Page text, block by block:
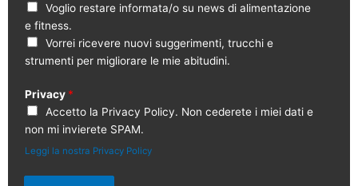
Voglio restare informata/o su news di alimentazione
e fitness.
Vorrei ricevere nuovi suggerimenti, trucchi e
strumenti per migliorare le mie abitudini.
Privacy *
Accetto la Privacy Policy. Non cederete i miei dati e
non mi invierete SPAM.
Leggi la nostra Privacy Policy